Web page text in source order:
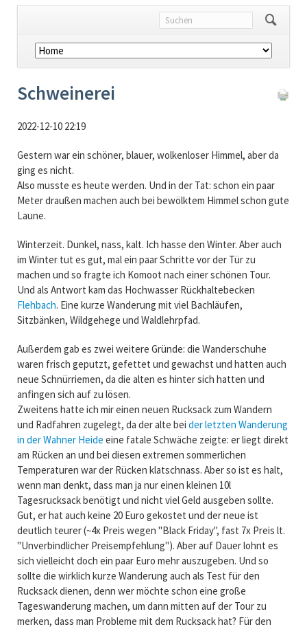
Navigation
überspringen
Schweinerei
2022-12-10 22:19
Gestern war ein schöner, blauer, wolkenloser Himmel, aber da
ging es nicht.
Also musste es heute werden. Und in der Tat: schon ein paar
Meter draußen machen auch bei bewölktem Himmel schon gute
Laune.
Winterzeit. Dunkel, nass, kalt. Ich hasse den Winter. Aber auch
im Winter tut es gut, mal ein paar Schritte vor der Tür zu
machen und so fragte ich Komoot nach einer schönen Tour.
Und als Antwort kam das Hochwasser Rückhaltebecken
Flehbach. Eine kurze Wanderung mit viel Bachläufen,
Sitzbänken, Wildgehege und Waldlehrpfad.
Außerdem gab es zwei weitere Gründe: die Wanderschuhe
waren frisch geputzt, gefettet und gewachst und hatten auch
neue Schnürriemen, da die alten es hinter sich hatten und
anfingen sich auf zu lösen.
Zweitens hatte ich mir einen neuen Rucksack zum Wandern
und Radfahren zugelegt, da der alte bei der letzten Wanderung
in der Wahner Heide eine fatale Schwäche zeigte: er liegt direkt
am Rücken an und bei diesen extremen sommerlichen
Temperaturen war der Rücken klatschnass. Aber so ist es halt,
wenn man denkt, dass man ja nur einen kleinen 10l
Tagesrucksack benötigt und nicht viel Geld ausgeben sollte.
Gut, er hat auch keine 20 Euro gekostet und der neue ist
deutlich teurer (~4x Preis wegen "Black Friday", fast 7x Preis lt.
"Unverbindlicher Preisempfehlung"). Aber auf Dauer lohnt es
sich vielleicht doch ein paar Euro mehr auszugeben. Und so
sollte die wirklich kurze Wanderung auch als Test für den
Rucksack dienen, denn wer möchte schon eine große
Tageswanderung machen, um dann mitten auf der Tour zu
merken, dass man Probleme mit dem Rucksack hat? Für den